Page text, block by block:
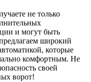
не только
и могут быть
широкий
которые
комфортным. Не
своей
ворот!